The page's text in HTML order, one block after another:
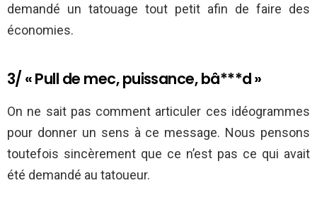
demandé un tatouage tout petit afin de faire des
économies.
3/ « Pull de mec, puissance, bâ***d »
On ne sait pas comment articuler ces idéogrammes
pour donner un sens à ce message. Nous pensons
toutefois sincèrement que ce n’est pas ce qui avait
été demandé au tatoueur.